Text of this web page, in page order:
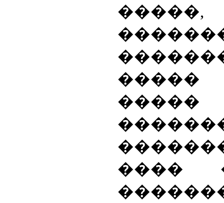
�����,
�����
����